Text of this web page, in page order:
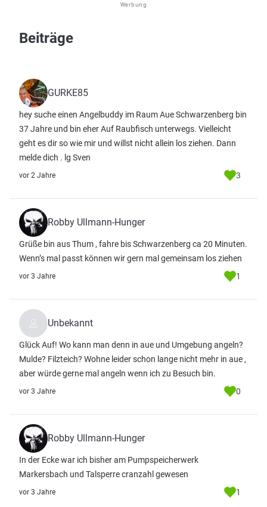
Werbung
Beiträge
GURKE85
hey suche einen Angelbuddy im Raum Aue Schwarzenberg bin
37 Jahre und bin eher Auf Raubfisch unterwegs. Vielleicht
geht es dir so wie mir und willst nicht allein los ziehen. Dann
melde dich . lg Sven
vor 2 Jahre 3
Robby Ullmann-Hunger
Grüße bin aus Thum , fahre bis Schwarzenberg ca 20 Minuten.
Wenn’s mal passt können wir gern mal gemeinsam los ziehen
vor 3 Jahre 1
Unbekannt
Glück Auf! Wo kann man denn in aue und Umgebung angeln?
Mulde? Filzteich? Wohne leider schon lange nicht mehr in aue ,
aber würde gerne mal angeln wenn ich zu Besuch bin.
vor 3 Jahre 0
Robby Ullmann-Hunger
In der Ecke war ich bisher am Pumpspeicherwerk
Markersbach und Talsperre cranzahl gewesen
vor 3 Jahre 1